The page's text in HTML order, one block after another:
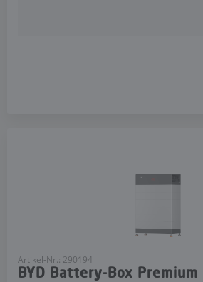
Artikel-Nr.: 290194
BYD Battery-Box Premium